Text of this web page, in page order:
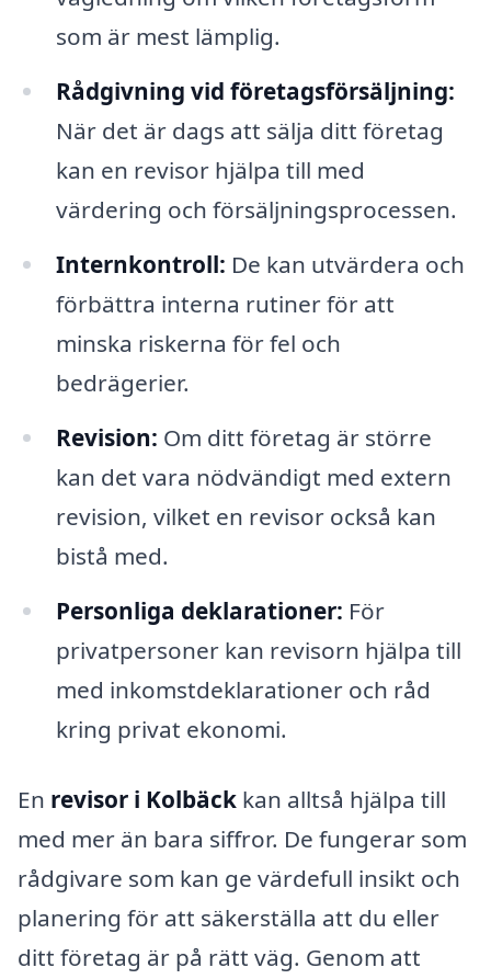
som är mest lämplig.
Rådgivning vid företagsförsäljning:
När det är dags att sälja ditt företag
kan en revisor hjälpa till med
värdering och försäljningsprocessen.
Internkontroll: De kan utvärdera och
förbättra interna rutiner för att
minska riskerna för fel och
bedrägerier.
Revision: Om ditt företag är större
kan det vara nödvändigt med extern
revision, vilket en revisor också kan
bistå med.
Personliga deklarationer: För
privatpersoner kan revisorn hjälpa till
med inkomstdeklarationer och råd
kring privat ekonomi.
En revisor i Kolbäck kan alltså hjälpa till
med mer än bara siffror. De fungerar som
rådgivare som kan ge värdefull insikt och
planering för att säkerställa att du eller
ditt företag är på rätt väg. Genom att